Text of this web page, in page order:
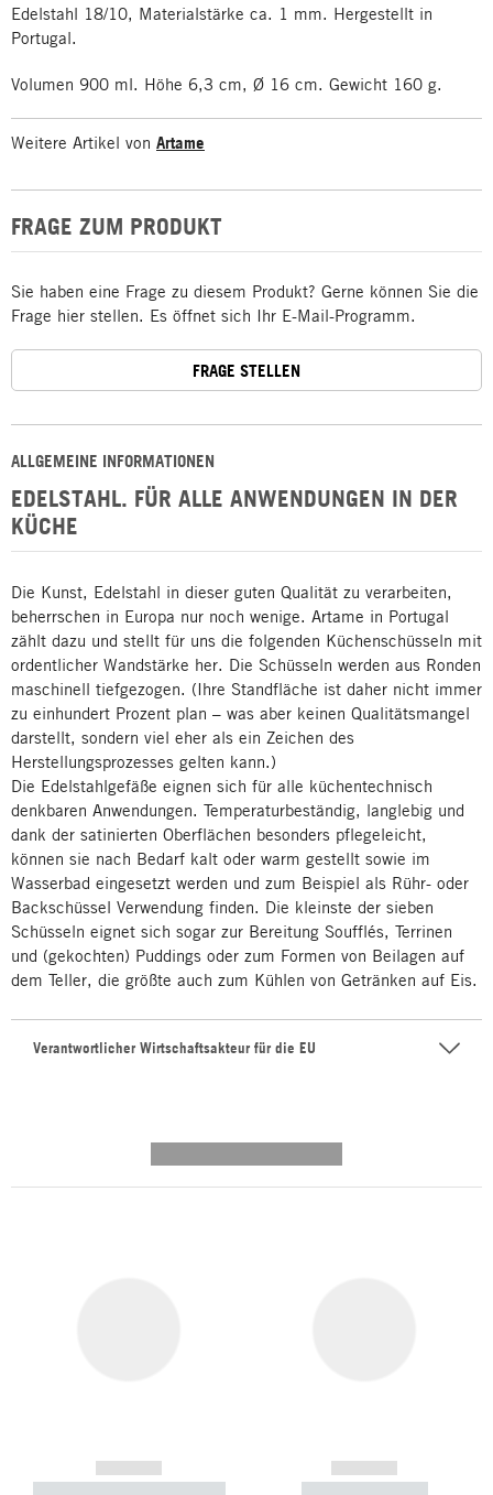
ALLGEMEINE INFORMATIONEN
EDELSTAHL. FÜR ALLE ANWENDUNGEN IN DER
KÜCHE
Die Kunst, Edelstahl in dieser guten Qualität zu verarbeiten,
beherrschen in Europa nur noch wenige. Artame in Portugal
zählt dazu und stellt für uns die folgenden Küchenschüsseln mit
ordentlicher Wandstärke her. Die Schüsseln werden aus Ronden
maschinell tiefgezogen. (Ihre Standfläche ist daher nicht immer
zu einhundert Prozent plan – was aber keinen Qualitätsmangel
darstellt, sondern viel eher als ein Zeichen des
Herstellungsprozesses gelten kann.)
Die Edelstahlgefäße eignen sich für alle küchentechnisch
denkbaren Anwendungen. Temperaturbeständig, langlebig und
dank der satinierten Oberflächen besonders pflegeleicht,
können sie nach Bedarf kalt oder warm gestellt sowie im
Wasserbad eingesetzt werden und zum Beispiel als Rühr- oder
Backschüssel Verwendung finden. Die kleinste der sieben
Schüsseln eignet sich sogar zur Bereitung Soufflés, Terrinen
und (gekochten) Puddings oder zum Formen von Beilagen auf
dem Teller, die größte auch zum Kühlen von Getränken auf Eis.
Verantwortlicher Wirtschaftsakteur für die EU
Edelstahl 18/10, Materialstärke ca. 1 mm. Hergestellt in
Portugal.
Volumen 900 ml. Höhe 6,3 cm, Ø 16 cm. Gewicht 160 g.
Weitere Artikel von Artame
FRAGE ZUM PRODUKT
Sie haben eine Frage zu diesem Produkt? Gerne können Sie die
Frage hier stellen. Es öffnet sich Ihr E-Mail-Programm.
FRAGE STELLEN
------------
----------- ----------- -----------
------------
----------- -----------